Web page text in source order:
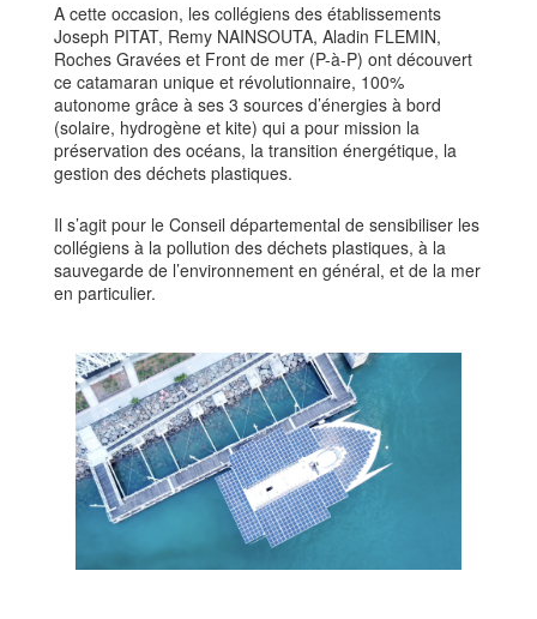
A cette occasion, les collégiens des établissements
Joseph PITAT, Remy NAINSOUTA, Aladin FLEMIN,
Roches Gravées et Front de mer (P-à-P) ont découvert
ce catamaran unique et révolutionnaire, 100%
autonome grâce à ses 3 sources d’énergies à bord
(solaire, hydrogène et kite) qui a pour mission la
préservation des océans, la transition énergétique, la
gestion des déchets plastiques.
Il s’agit pour le Conseil départemental de sensibiliser les
collégiens à la pollution des déchets plastiques, à la
sauvegarde de l’environnement en général, et de la mer
en particulier.